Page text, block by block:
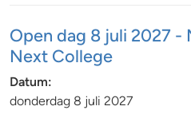
Open dag 8 juli 2027 -
Next College
Datum:
donderdag 8 juli 2027